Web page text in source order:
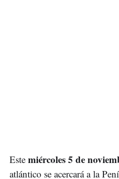
Este miércoles 5 de
atlántico se acercará a la